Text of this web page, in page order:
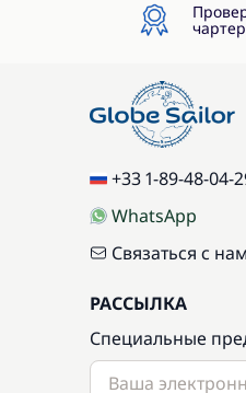
+33 1-89-48-04-
WhatsApp
Связаться с
РАССЫЛКА
Специальные